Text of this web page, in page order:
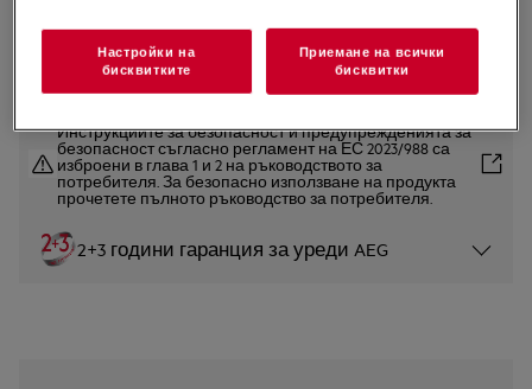
Продуктов информационен лист
Инструкциите за безопасност и предупрежденията за
безопасност съгласно регламент на ЕС 2023/988 са
изброени в глава 1 и 2 на ръководството за
потребителя. За безопасно използване на продукта
прочетете пълното ръководство за потребителя.
2+3 години гаранция за уреди AEG
Настройки на
бисквитките
Приемане на всички
бисквитки